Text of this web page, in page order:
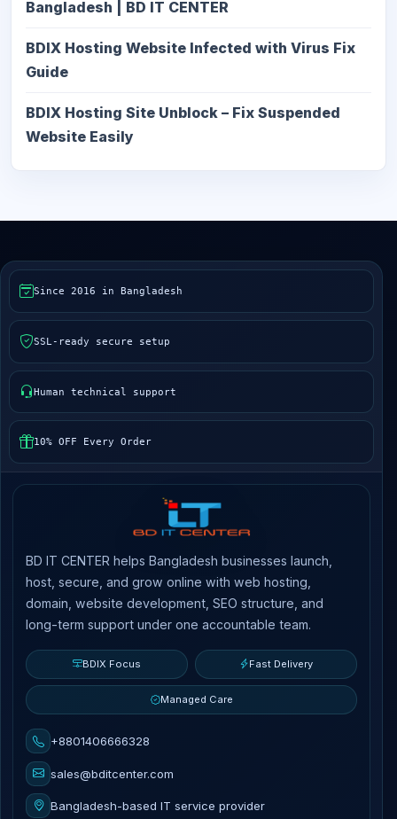
Bangladesh | BD IT CENTER
BDIX Hosting Website Infected with Virus Fix
Guide
BDIX Hosting Site Unblock – Fix Suspended
Website Easily
Since 2016 in Bangladesh
SSL-ready secure setup
Human technical support
10% OFF Every Order
BD IT CENTER helps Bangladesh businesses launch,
host, secure, and grow online with web hosting,
domain, website development, SEO structure, and
long-term support under one accountable team.
BDIX Focus Fast Delivery
Managed Care
+8801406666328
sales@bditcenter.com
Bangladesh-based IT service provider